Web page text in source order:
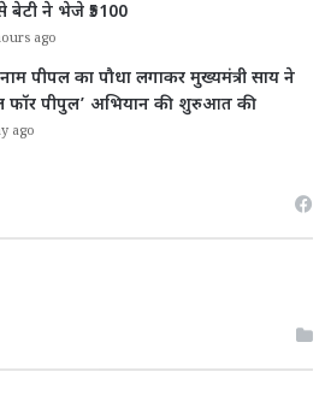
बेटी ने भेजे ₹5100
ago
पीपल का पौधा लगाकर मुख्यमंत्री साय ने
फॉर पीपुल’ अभियान की शुरुआत की
ago